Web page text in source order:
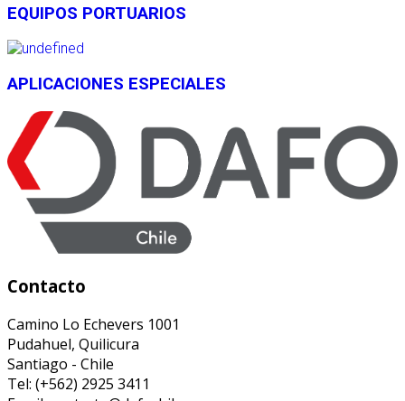
EQUIPOS PORTUARIOS
APLICACIONES ESPECIALES
Contacto
Camino Lo Echevers 1001
Pudahuel, Quilicura
Santiago - Chile
Tel: (+562) 2925 3411